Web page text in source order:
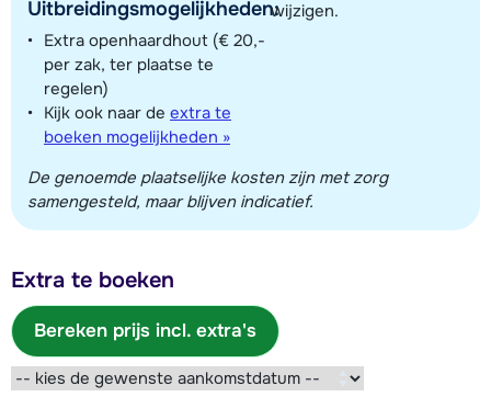
Uitbreidingsmogelijkheden:
Extra openhaardhout (€ 20,-
per zak, ter plaatse te
regelen)
Kijk ook naar de extra te
boeken mogelijkheden »
wijzigen.
De genoemde plaatselijke kosten zijn met zorg
samengesteld, maar blijven indicatief.
Extra te boeken
Bereken prijs incl. extra's